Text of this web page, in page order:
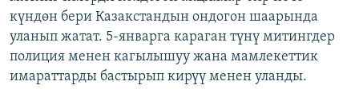
күндөн бери Казакстандын ондогон шаарында
уланып жатат. 5-январга караган түнү митингдер
полиция менен кагылышуу жана мамлекеттик
имараттарды бастырып кирүү менен уланды.